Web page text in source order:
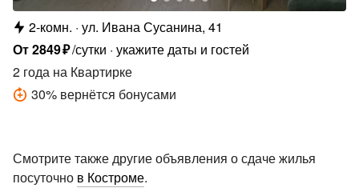
2-комн. ул. Ивана Сусанина, 41
От2849₽/сутки укажите даты и гостей
2 года на Квартирке
30% вернётся бонусами
Смотрите также другие объявления о сдаче жилья
посуточно в Костроме.